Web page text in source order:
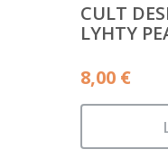
CULT
LYHTY
8,00 €